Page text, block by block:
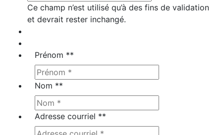
Ce champ n’est utilisé qu’à des fins de validation
et devrait rester inchangé.
Prénom **
Nom **
Adresse courriel **